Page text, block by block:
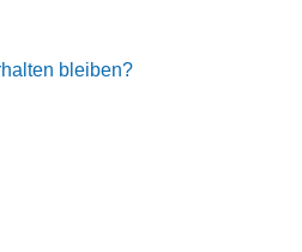
bleiben?